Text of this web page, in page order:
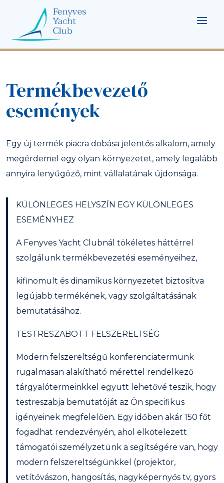
Termékbevezető
események
Egy új termék piacra dobása jelentős alkalom, amely
megérdemel egy olyan környezetet, amely legalább
annyira lenyűgöző, mint vállalatának újdonsága.
KÜLÖNLEGES HELYSZÍN EGY KÜLÖNLEGES
ESEMÉNYHEZ
A Fenyves Yacht Clubnál tökéletes háttérrel
szolgálunk termékbevezetési eseményeihez,
kifinomult és dinamikus környezetet biztosítva
legújabb termékének, vagy szolgáltatásának
bemutatásához.
TESTRESZABOTT FELSZERELTSÉG
Modern felszereltségű konferenciatermünk
rugalmasan alakítható mérettel rendelkező
tárgyalótermeinkkel együtt lehetővé teszik, hogy
testreszabja bemutatóját az Ön specifikus
igényeinek megfelelően. Egy időben akár 150 főt
fogadhat rendezvényén, ahol elkötelezett
támogatói személyzetünk a segítségére van, hogy
modern felszereltségünkkel (projektor,
vetítővászon, hangosítás, nagyképernyős tv, gyors